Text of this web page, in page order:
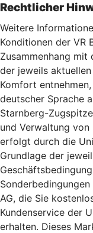
Rechtlicher
Weitere
Konditionen der VR
Zusammenhang
der jeweils
Komfort
deutscher Sprache
Starnberg-
und Verwaltung
erfolgt durch die
Grundlage der
AG, die Sie
Kundenservice der
erhalten. Dieses